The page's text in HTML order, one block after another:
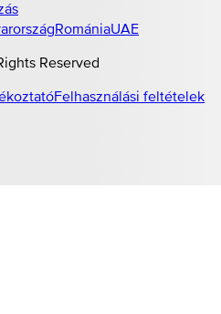
RomániaUAE
Reserved
Felhasználási feltételek